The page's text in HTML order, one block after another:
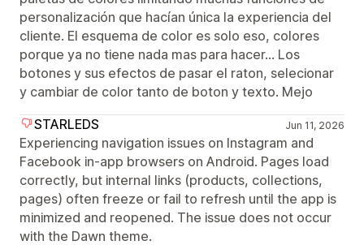
personalización que hacían única la experiencia del
cliente. El esquema de color es solo eso, colores
porque ya no tiene nada mas para hacer... Los
botones y sus efectos de pasar el raton, selecionar
y cambiar de color tanto de boton y texto. Mejo
STARLEDS
Jun 11, 2026
Experiencing navigation issues on Instagram and
Facebook in-app browsers on Android. Pages load
correctly, but internal links (products, collections,
pages) often freeze or fail to refresh until the app is
minimized and reopened. The issue does not occur
with the Dawn theme.